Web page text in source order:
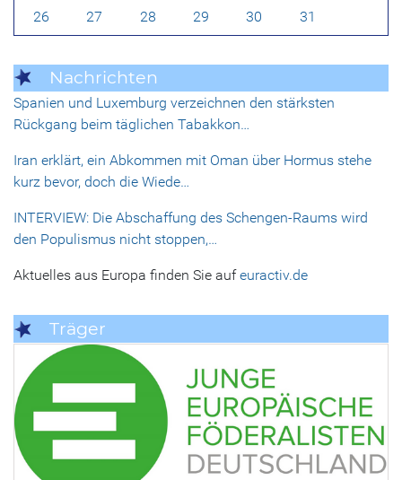
26 27 28 29 30 31
Nachrichten
Spanien und Luxemburg verzeichnen den stärksten
Rückgang beim täglichen Tabakkon…
Iran erklärt, ein Abkommen mit Oman über Hormus stehe
kurz bevor, doch die Wiede…
INTERVIEW: Die Abschaffung des Schengen-Raums wird
den Populismus nicht stoppen,…
Aktuelles aus Europa finden Sie aufeuractiv.de
Träger